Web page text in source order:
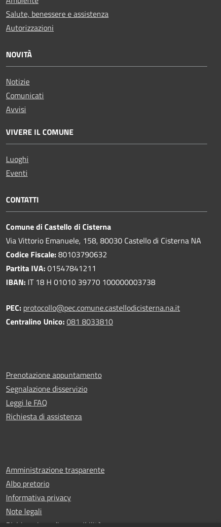
Salute, benessere e assistenza
Autorizzazioni
NOVITÀ
Notizie
Comunicati
Avvisi
VIVERE IL COMUNE
Luoghi
Eventi
CONTATTI
Comune di Castello di Cisterna
Via Vittorio Emanuele, 158, 80030 Castello di Cisterna NA
Codice Fiscale:80103790632
Partita IVA:01547841211
IBAN: IT 18 H 01010 39770 100000003738
PEC: protocollo@pec.comune.castellodicisterna.na.it
Centralino Unico:081 8033810
Prenotazione appuntamento
Segnalazione disservizio
Leggi le FAQ
Richiesta di assistenza
Amministrazione trasparente
Albo pretorio
Informativa privacy
Note legali